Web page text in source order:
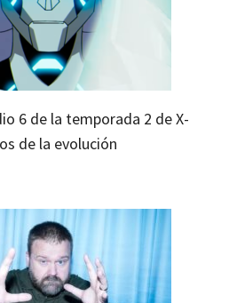
6 de la temporada 2 de X-
de la evolución